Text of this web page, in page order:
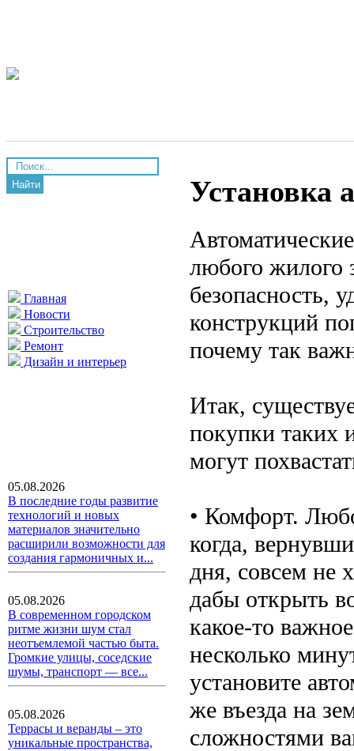
Найти
Главная
Новости
Строительство
Ремонт
Дизайн и интерьер
05.08.2026
В последние годы развитие
технологий и новых
материалов значительно
расширили возможности для
создания гармоничных и...
05.08.2026
В современном городском
ритме жизни шум стал
неотъемлемой частью быта.
Громкие улицы, соседские
шумы, транспорт — все...
05.08.2026
Террасы и веранды – это
уникальные пространства,
Установка
любого жилого
безопасность,
конструкций
почему так
Итак,
покупки таких
могут
• Комфорт.
когда,
дня, совсем не
дабы открыть
какое-то
несколько
установите
же въезда на
сложностями